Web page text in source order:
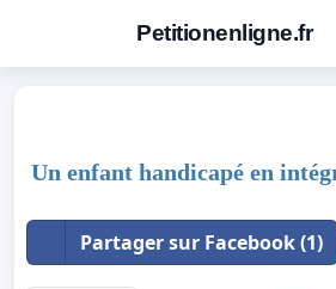
Petitionenligne.fr
Un enfant handicapé en
Partager sur Facebook (1)